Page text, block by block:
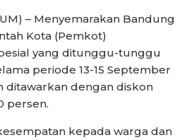
– Menyemarakan Bandung
Kota (Pemkot)
yang ditunggu-tunggu
periode 13-15 September
ditawarkan dengan diskon
persen.
kepada warga dan